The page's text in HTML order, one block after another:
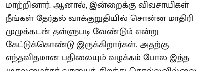
மாற்றினார். ஆனால், இன்றைக்கு விவசாயிகள்
நீங்கள் தேர்தல் வாக்குறுதியில் சொன்ன மாதிரி
முழுக்கடன் தள்ளுபடி வேண்டும் என்று
கேட்டுக்கொண்டு இருக்கிறார்கள். அதற்கு
எந்தவிதமான பதிலையும் வழக்கம் போல இந்த